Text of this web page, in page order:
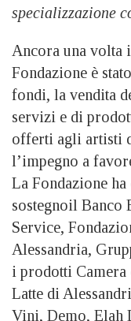
specializzazione
Ancora una volta
Fondazione è
fondi, la vendita
servizi e di
offerti agli artisti
l’impegno a
La Fondazione
sostegnoil
Service,
Alessandria,
i prodotti Camera
Latte di
Vini, Demo, Elah